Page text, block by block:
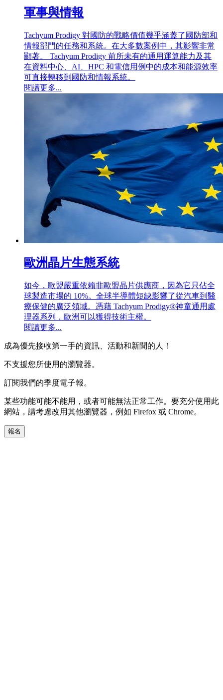
軍事與情報
Tachyum Prodigy 對國防的戰略價值幾乎涵蓋了國防部和
情報部門的任務和系統。在大多數案例中，其影響非常
顯著。 Tachyum Prodigy 前所未有的通用運算能力及其
在資料中心、AI、HPC 和電信用例中的成本和能源效率
可直接轉移到國防和情報系統。
閱讀更多...
歐洲晶片生態系統
如今，歐盟嚴重依賴非歐盟晶片供應商，因為它只佔全
球製造市場的 10%。全球半導體短缺影響了從汽車到醫
療保健的廣泛領域。憑藉 Tachyum Prodigy®神童通用處
理器系列，歐洲可以獲得技術主權。
閱讀更多...
成為優先接收第一手的資訊、活動和新聞的人！
不支援您所使用的瀏覽器。
訂閱我們的季度電子報。
某些功能可能不能用，或者可能無法正常工作。要充分使用此
網站，請考慮改用其他瀏覽器，例如 Firefox 或 Chrome。
報名